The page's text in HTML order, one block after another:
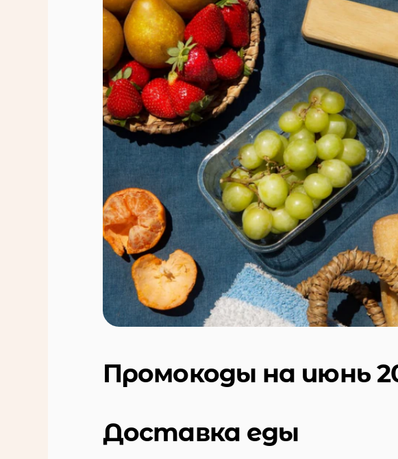
Промокоды на июнь
Доставка еды